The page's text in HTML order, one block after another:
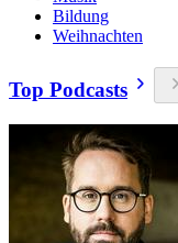
Bildung
Weihnachten
Top Podcasts